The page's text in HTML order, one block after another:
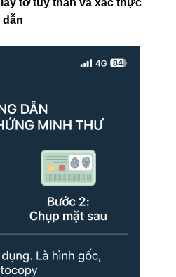
tờ tùy thân và xác thực
dẫn